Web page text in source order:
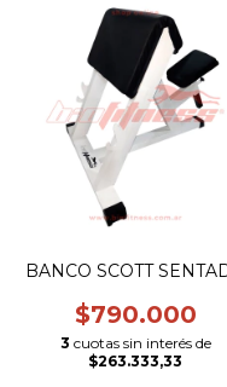
BANCO SCOTT
$790.000
3 cuotas sin interés de
$263.333,33